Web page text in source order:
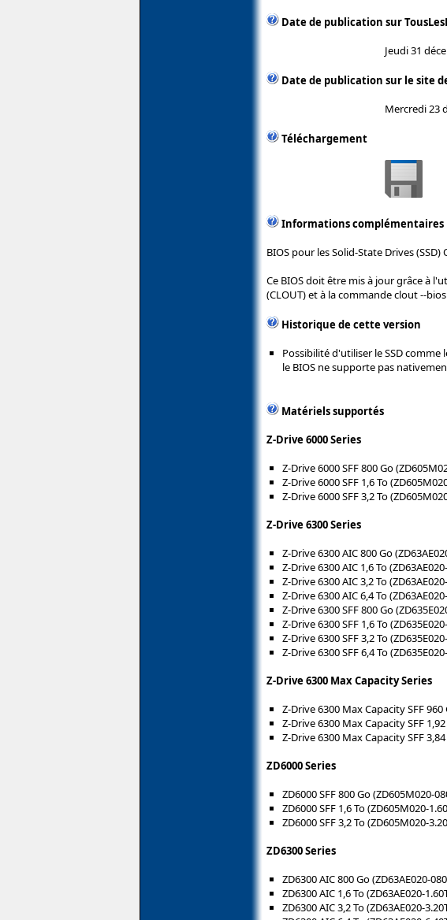
Date de publication sur
Jeudi 31
Date de publication sur le site
Mercredi 23
Téléchargement
Informations complémentaires
BIOS pour les Solid-State Drives (SSD)
Ce BIOS doit être mis à jour grâce à
(CLOUT) et à la commande clout --
Historique de cette version
Possibilité d'utiliser le SSD
le BIOS ne supporte pas
Matériels supportés
Z-Drive 6000 Series
Z-Drive 6000 SFF 800 Go
Z-Drive 6000 SFF 1,6 To
Z-Drive 6000 SFF 3,2 To
Z-Drive 6300 Series
Z-Drive 6300 AIC 800 Go
Z-Drive 6300 AIC 1,6 To
Z-Drive 6300 AIC 3,2 To
Z-Drive 6300 AIC 6,4 To
Z-Drive 6300 SFF 800 Go
Z-Drive 6300 SFF 1,6 To
Z-Drive 6300 SFF 3,2 To
Z-Drive 6300 SFF 6,4 To
Z-Drive 6300 Max Capacity Series
Z-Drive 6300 Max Capacity SFF 960
Z-Drive 6300 Max Capacity SFF
Z-Drive 6300 Max Capacity SFF
ZD6000 Series
ZD6000 SFF 800 Go (ZD605M020-
ZD6000 SFF 1,6 To (ZD605M020-
ZD6000 SFF 3,2 To (ZD605M020-
ZD6300 Series
ZD6300 AIC 800 Go (ZD63AE020-
ZD6300 AIC 1,6 To (ZD63AE020-
ZD6300 AIC 3,2 To (ZD63AE020-